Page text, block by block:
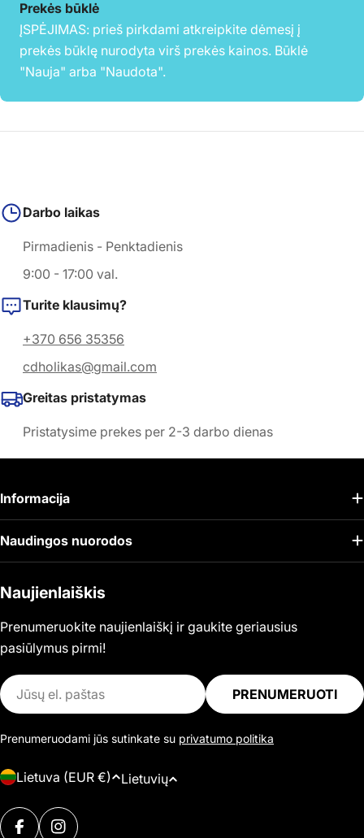
Prekės būklė
ĮSPĖJIMAS: prieš pirkdami atkreipkite dėmesį į
prekės būklę nurodyta virš prekės kainos. Būklė
"Nauja" arba "Naudota".
Darbo laikas
Pirmadienis - Penktadienis
9:00 - 17:00 val.
Turite klausimų?
+370 656 35356
cdholikas@gmail.com
Greitas pristatymas
Pristatysime prekes per 2-3 darbo dienas
Naujienlaiškis
Prenumeruokite naujienlaiškį ir gaukite geriausius
pasiūlymus pirmi!
El.
paštas
PRENUMERUOTI
Prenumeruodami jūs sutinkate su privatumo politika
Informacija
Naudingos nuorodos
Š
l
Lietuva (EUR €)
K
Lietuvių
Mokėjimo